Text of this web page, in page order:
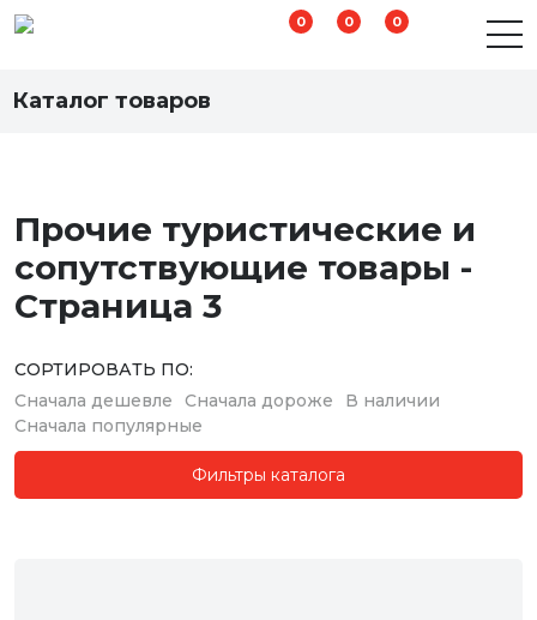
0 0 0
Каталог товаров
Прочие туристические и
сопутствующие товары -
Страница 3
СОРТИРОВАТЬ ПО:
Сначала дешевле
Сначала дороже
В наличии
Сначала популярные
Фильтры каталога